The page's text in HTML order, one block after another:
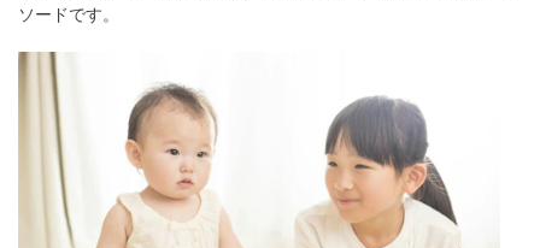
ソードです。